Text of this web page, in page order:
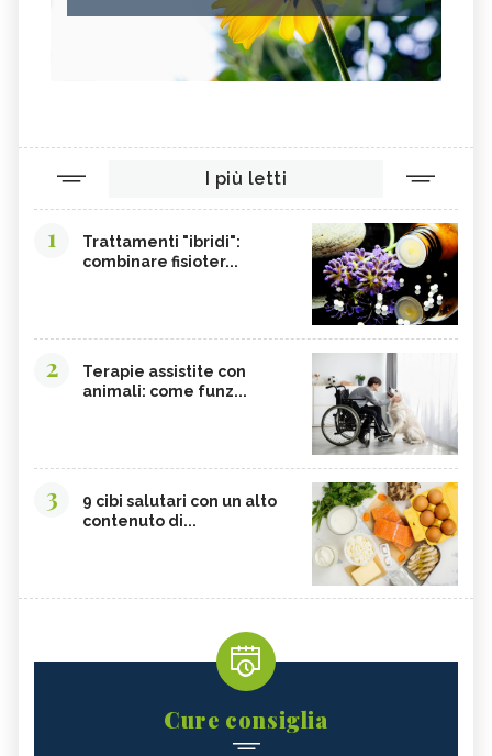
I più letti
1
Trattamenti "ibridi":
combinare fisioter...
2
Terapie assistite con
animali: come funz...
3
9 cibi salutari con un alto
contenuto di...
Cure consiglia